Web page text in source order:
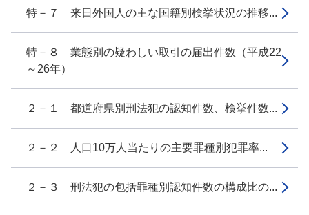
特－７ 来日外国人の主な国籍別検挙状況の推移...
特－８ 業態別の疑わしい取引の届出件数（平成22
～26年）
２－１ 都道府県別刑法犯の認知件数、検挙件数...
２－２ 人口10万人当たりの主要罪種別犯罪率...
２－３ 刑法犯の包括罪種別認知件数の構成比の...